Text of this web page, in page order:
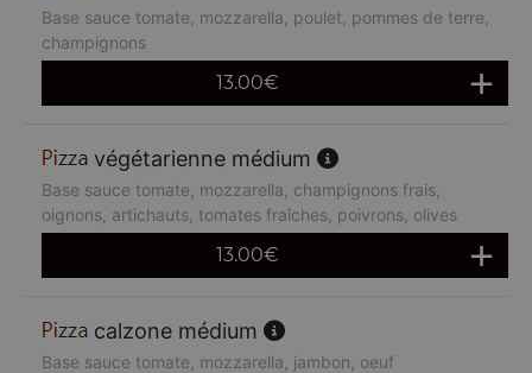
Base sauce tomate, mozzarella, poulet, pommes de terre,
champignons
13.00€
végétarienne médium
Base sauce tomate, mozzarella, champignons frais,
oignons, artichauts, tomates fraîches, poivrons, olives
13.00€
calzone médium
Base sauce tomate, mozzarella, jambon, oeuf